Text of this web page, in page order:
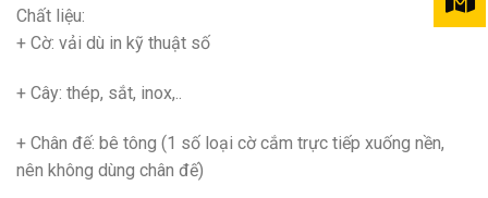
Chất liệu:
+ Cờ: vải dù in kỹ thuật số
+ Cây: thép, sắt, inox,..
+ Chân đế: bê tông (1 số loại cờ cắm trực tiếp xuống nền,
nên không dùng chân đế)